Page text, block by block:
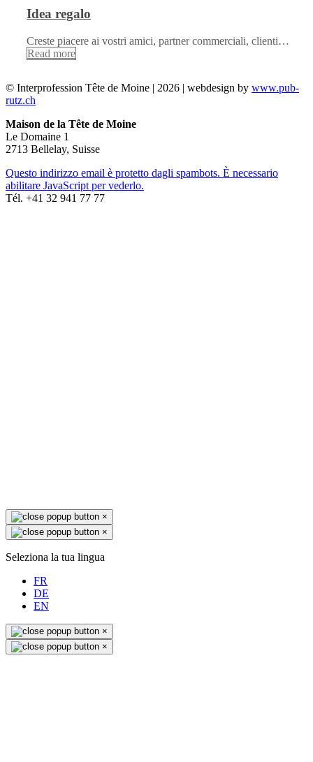
Idea regalo
Creste piacere ai vostri amici, partner commerciali, clienti…
Read more
© Interprofession Tête de Moine | 2026 | webdesign by www.pub-
rutz.ch
Maison de la Tête de Moine
Le Domaine 1
2713 Bellelay, Suisse
Questo indirizzo email è protetto dagli spambots. È necessario
abilitare JavaScript per vederlo.
Tél. +41 32 941 77 77
×
×
Seleziona la tua lingua
FR
DE
EN
×
×